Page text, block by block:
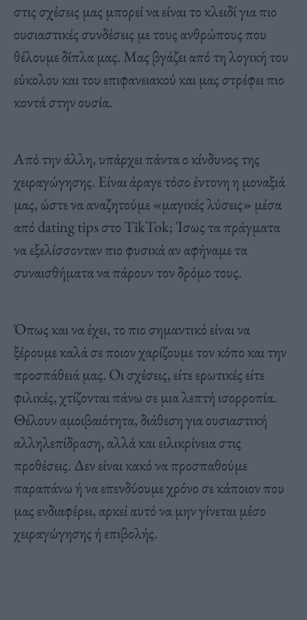
στις σχέσεις μας μπορεί να είναι το κλειδί για πιο
ουσιαστικές συνδέσεις με τους ανθρώπους που
θέλουμε δίπλα μας. Μας βγάζει από τη λογική του
εύκολου και του επιφανειακού και μας στρέφει πιο
κοντά στην ουσία.
Από την άλλη, υπάρχει πάντα ο κίνδυνος της
χειραγώγησης. Είναι άραγε τόσο έντονη η μοναξιά
μας, ώστε να αναζητούμε «μαγικές λύσεις» μέσα
από dating tips στο TikTok; Ίσως τα πράγματα
να εξελίσσονταν πιο φυσικά αν αφήναμε τα
συναισθήματα να πάρουν τον δρόμο τους.
Όπως και να έχει, το πιο σημαντικό είναι να
ξέρουμε καλά σε ποιον χαρίζουμε τον κόπο και την
προσπάθειά μας. Οι σχέσεις, είτε ερωτικές είτε
φιλικές, χτίζονται πάνω σε μια λεπτή ισορροπία.
Θέλουν αμοιβαιότητα, διάθεση για ουσιαστική
αλληλεπίδραση, αλλά και ειλικρίνεια στις
προθέσεις. Δεν είναι κακό να προσπαθούμε
παραπάνω ή να επενδύουμε χρόνο σε κάποιον που
μας ενδιαφέρει, αρκεί αυτό να μην γίνεται μέσο
χειραγώγησης ή επιβολής.